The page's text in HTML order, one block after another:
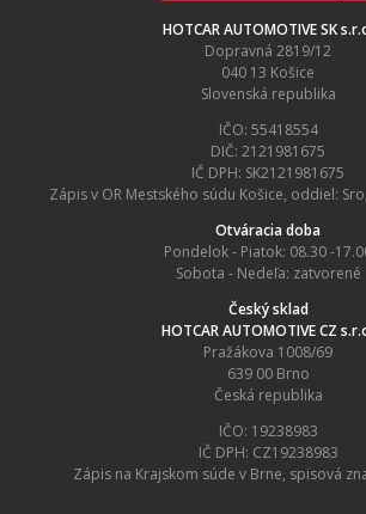
HOTCAR AUTOMOTIVE SK
Dopravná 2819/12
040 13 Košice
Slovenská republika
IČO: 55418554
DIČ: 2121981675
IČ DPH: SK2121981675
Zápis v OR Mestského súdu Košice, oddiel:
Otváracia doba
Pondelok - Piatok: 08.30 -
Sobota - Nedeľa: zatvorené
Český sklad
HOTCAR AUTOMOTIVE CZ
Pražákova 1008/69
639 00 Brno
Česká republika
IČO: 19238983
IČ DPH: CZ19238983
Zápis na Krajskom súde v Brne, spisová